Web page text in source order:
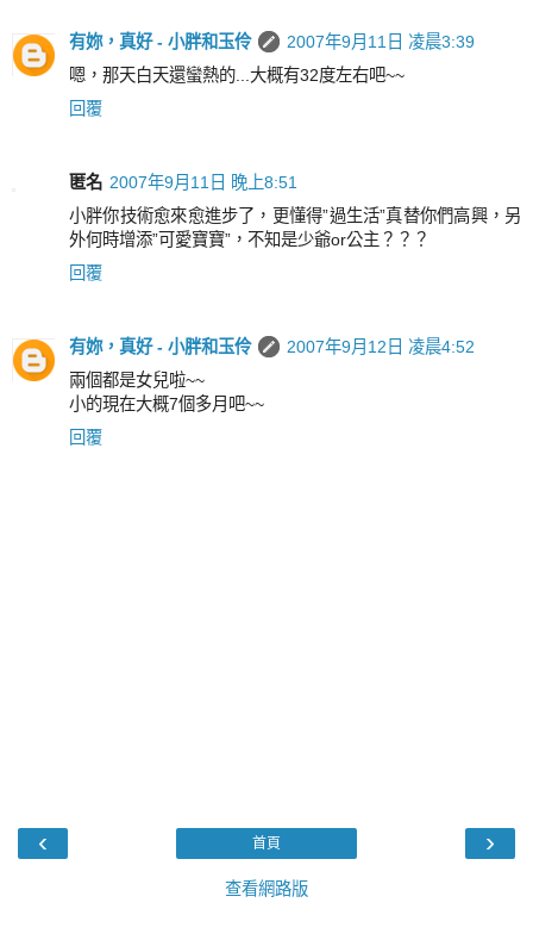
有妳，真好 - 小胖和玉伶
2007年9月11日 凌晨3:39
嗯，那天白天還蠻熱的...大概有32度左右吧~~
回覆
匿名 2007年9月11日 晚上8:51
小胖你技術愈來愈進步了，更懂得”過生活”真替你們高興，另
外何時增添”可愛寶寶”，不知是少爺or公主？？？
回覆
有妳，真好 - 小胖和玉伶
2007年9月12日 凌晨4:52
兩個都是女兒啦~~
小的現在大概7個多月吧~~
回覆
‹ ›
首頁
查看網路版